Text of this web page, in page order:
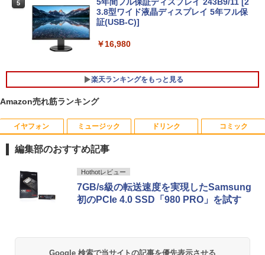
5A00 Core i5 8世代 メモリー8GB 高速S
SD256GB 整備済み品 pc win11 os 中古
パソコン すぐ使える オフィス付きPC 送
5
5年間フル保証ディスプレイ 243B9/11 [2
3.8型ワイド液晶ディスプレイ 5年フル保
証(USB-C)]
￥16,980
楽天ランキングをもっと見る
1
はなコミ！ ～となりにアイドル～ [ 大
場 花菜 ]
]
Amazon売れ筋ランキング
イヤフォン
Anker Soundcore P40i オフホワイト
￥7,990
ミュージック
BRUCE WAYNE feat. Flo Milli, ATL Jacob
￥250
ドリンク
【Amazon.co.jp限定】 い・ろ・は・す 2L P
ET ラベルレス ×8本
￥1,112
コミック
薬屋のひとりごと 17巻 (デジタル版ビッグガ
ンガンコミックス)
￥770
編集部のおすすめ記事
Hothotレビュー
7GB/s級の転送速度を実現したSamsung
初のPCIe 4.0 SSD「980 PRO」を試す
Google 検索で当サイトの記事を優先表示させる